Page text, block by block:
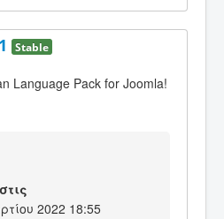
Stable
Language Pack for Joomla!
2022 18:55